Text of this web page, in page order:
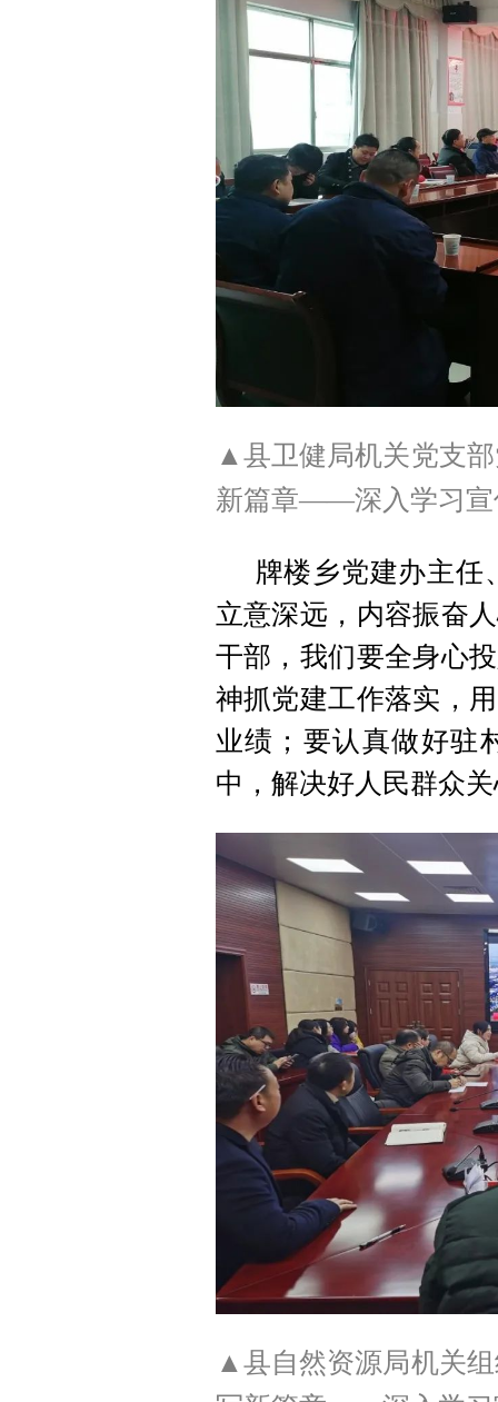
▲县卫健局机关党支
新篇章——深入学习宣
牌楼乡党建办主任
立意深远，内容振奋
干部，我们要全身心
神抓党建工作落实，
业绩；要认真做好驻
中，解决好人民群众
▲县自然资源局机关